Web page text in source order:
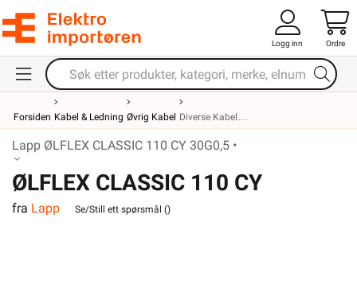
Logg inn Ordre
Forsiden Kabel & Ledning Øvrig Kabel Diverse Kabel
Lapp ØLFLEX CLASSIC 110 CY 30G0,5 •
ØLFLEX CLASSIC 110 CY
30G0,5
fra Lapp Se/Still ett spørsmål ()